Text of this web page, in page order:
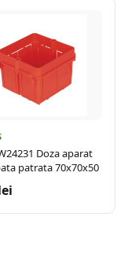
Doza aparat
patrata 70x70x50